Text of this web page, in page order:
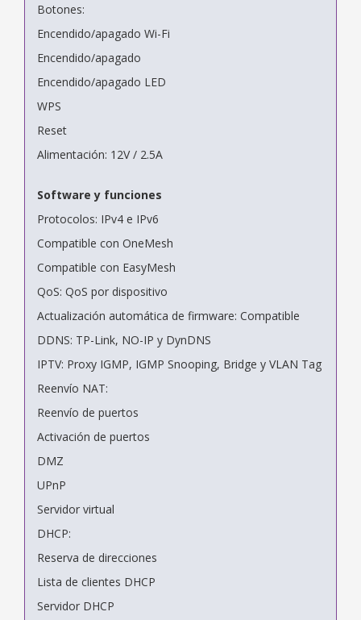
Botones:
Encendido/apagado Wi-Fi
Encendido/apagado
Encendido/apagado LED
WPS
Reset
Alimentación: 12V / 2.5A
Software y funciones
Protocolos: IPv4 e IPv6
Compatible con OneMesh
Compatible con EasyMesh
QoS: QoS por dispositivo
Actualización automática de firmware: Compatible
DDNS: TP-Link, NO-IP y DynDNS
IPTV: Proxy IGMP, IGMP Snooping, Bridge y VLAN Tag
Reenvío NAT:
Reenvío de puertos
Activación de puertos
DMZ
UPnP
Servidor virtual
DHCP:
Reserva de direcciones
Lista de clientes DHCP
Servidor DHCP